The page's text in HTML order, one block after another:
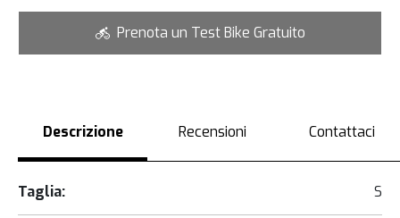
Prenota un Test Bike Gratuito
Descrizione Recensioni Contattaci
Taglia: S